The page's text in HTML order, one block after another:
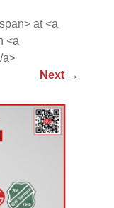
at <a
<a
a>
Next →